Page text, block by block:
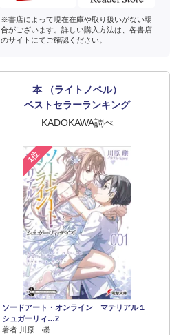
※書店によって現在在庫や取り扱いがない場
合がございます。詳しい購入方法は、各書店
のサイトにてご確認ください。
本 （ライトノベル）
ベストセラーランキング
KADOKAWA調べ
1位
ソードアート・オンライン マテリアル１
シュガーリィ…2
著者 川原 礫